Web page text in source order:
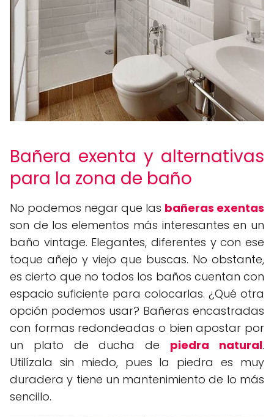
Bañera exenta y alternativas
para la zona de baño
No podemos negar que las bañeras exentas
son de los elementos más interesantes en un
baño vintage. Elegantes, diferentes y con ese
toque añejo y viejo que buscas. No obstante,
es cierto que no todos los baños cuentan con
espacio suficiente para colocarlas. ¿Qué otra
opción podemos usar? Bañeras encastradas
con formas redondeadas o bien apostar por
un plato de ducha de piedra natural.
Utilízala sin miedo, pues la piedra es muy
duradera y tiene un mantenimiento de lo más
sencillo.